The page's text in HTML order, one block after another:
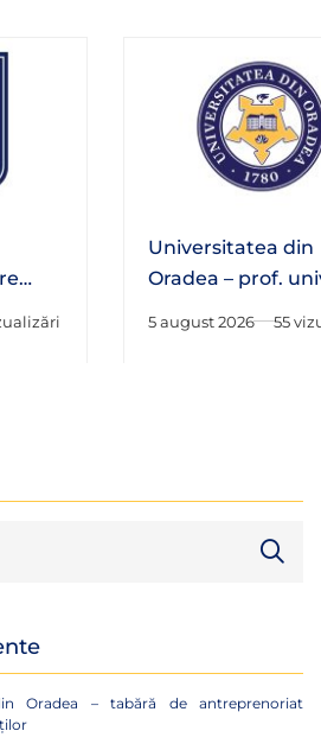
Universitatea din
Oradea – prof.
5 august 2026 55
Oradea – tabără de antreprenoriat